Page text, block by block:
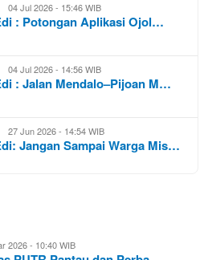
04 Jul 2026 - 15:46 WIB
: Potongan Aplikasi Ojol…
04 Jul 2026 - 14:56 WIB
: Jalan Mendalo–Pijoan M…
27 Jun 2026 - 14:54 WIB
Jangan Sampai Warga Mis…
2026 - 10:40 WIB